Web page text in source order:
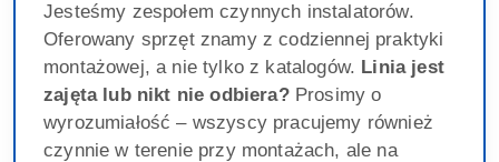
Jesteśmy zespołem czynnych instalatorów.
Oferowany sprzęt znamy z codziennej praktyki
montażowej, a nie tylko z katalogów. Linia jest
zajęta lub nikt nie odbiera?Prosimy o
wyrozumiałość – wszyscy pracujemy również
czynnie w terenie przy montażach, ale na